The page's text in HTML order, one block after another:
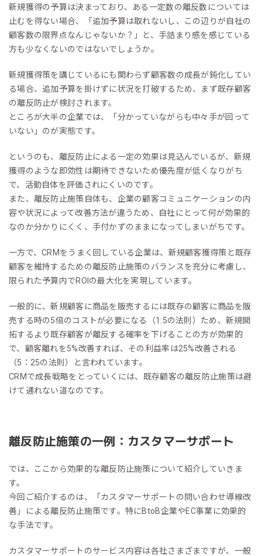
新規獲得の予算は決まっており、ある一定数の離反数については
止むを得ない場合、「追加予算は取れないし、この辺りが自社の
顧客数の限界点なんじゃないか？」と、手詰まり感を感じている
方も少なくないのではないでしょうか。
新規獲得策を講じているにも関わらず顧客数の成長が鈍化してい
る場合、追加予算を掛けずに状況を打破するため、まず既存顧客
の離反防止が検討されます。
ところが大半の企業では、「分かっていながらも中々手が回って
いない」のが実態です。
というのも、離反防止による一定の効果は見込んでいるが、新規
獲得のような即効性は期待できないため優先度が低くなりがち
で、活動自体を評価されにくいのです。
また、離反防止施策自体も、企業の顧客コミュニケーションの内
容や状況によって改善方法が違うため、自社にとって何が効果的
なのか分かりにくく、手付かずのままになってしまいがちです。
一方で、CRMをうまく回している企業は、新規顧客獲得策と既存
顧客を維持するための離反防止施策のバランスを充分に考慮し、
限られた予算内でROIの最大化を実現しています。
一般的に、新規顧客に商品を販売するには既存の顧客に商品を販
売する時の5倍のコストが必要になる（1:5の法則）ため、新規開
拓するより既存顧客が離反する確率を下げることの方が効果的
で、顧客離れを5%改善すれば、その利益率は25%改善される
（5：25の法則）と言われています。
CRMで成長戦略をとっていくには、既存顧客の離反防止施策は避
けて通れない道なのです。
離反防止施策の一例：カスタマーサポート
では、ここから効果的な離反防止施策について紹介していきま
す。
今回ご紹介するのは、「カスタマーサポートの問い合わせ導線改
善」による離反防止施策です。特にBtoB企業やEC事業に効果的
な手法です。
カスタマーサポートのサービス内容は各社さまざまですが、一般